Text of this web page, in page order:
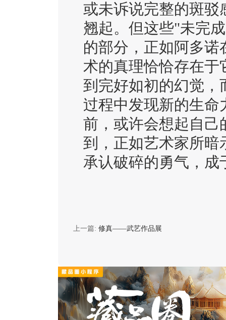
或未诉说完整的斑驳
翘起。但这些"未完
的部分，正如阿多
术的真理恰恰存在于
到完好如初的幻觉，
过程中发现新的生命
前，或许会想起自
到，正如艺术家所
承认破碎的勇气，
上一篇: 修真——武艺作品展